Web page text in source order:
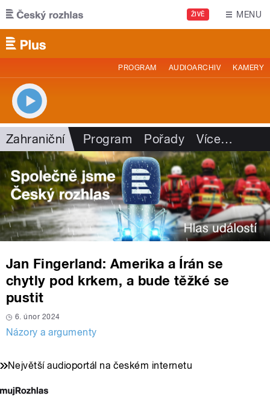
Přejít k hlavnímu obsahu
ŽIVĚ MENU
PROGRAM AUDIOARCHIV KAMERY
Zahraniční Program Pořady Více…
Jan Fingerland: Amerika a Írán se
chytly pod krkem, a bude těžké se
pustit
6. únor 2024
Názory a argumenty
Největší audioportál na českém internetu